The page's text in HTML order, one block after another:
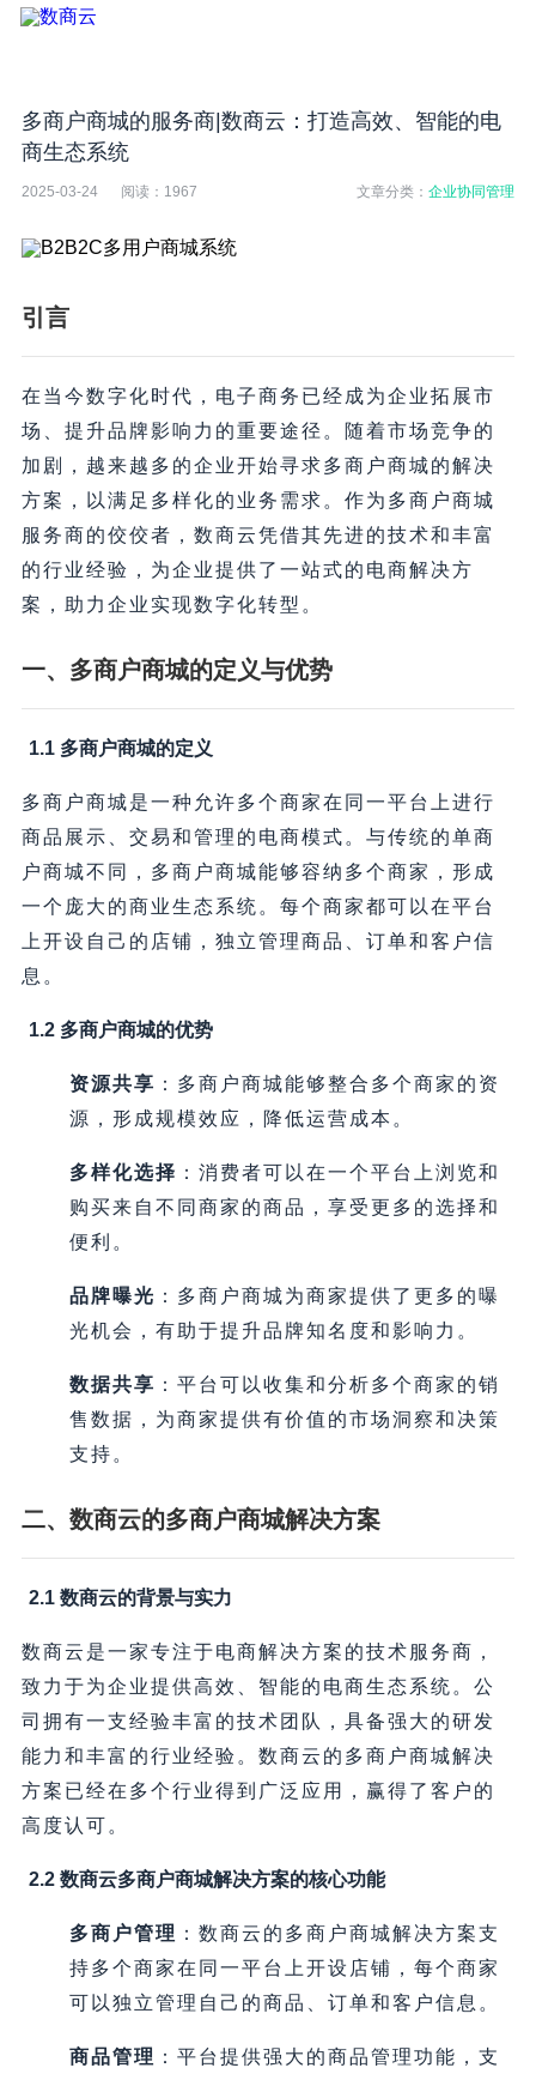
多商户商城的服务商|数商云：打造高效、智能的电
商生态系统
2025-03-24 阅读： 1967 文章分类：企业协同管理
引言
在当今数字化时代，电子商务已经成为企业拓展市
场、提升品牌影响力的重要途径。随着市场竞争的
加剧，越来越多的企业开始寻求多商户商城的解决
方案，以满足多样化的业务需求。作为多商户商城
服务商的佼佼者，数商云凭借其先进的技术和丰富
的行业经验，为企业提供了一站式的电商解决方
案，助力企业实现数字化转型。
一、多商户商城的定义与优势
1.1 多商户商城的定义
多商户商城是一种允许多个商家在同一平台上进行
商品展示、交易和管理的电商模式。与传统的单商
户商城不同，多商户商城能够容纳多个商家，形成
一个庞大的商业生态系统。每个商家都可以在平台
上开设自己的店铺，独立管理商品、订单和客户信
息。
1.2 多商户商城的优势
资源共享 ：多商户商城能够整合多个商家的资
源，形成规模效应，降低运营成本。
多样化选择 ：消费者可以在一个平台上浏览和
购买来自不同商家的商品，享受更多的选择和
便利。
品牌曝光 ：多商户商城为商家提供了更多的曝
光机会，有助于提升品牌知名度和影响力。
数据共享 ：平台可以收集和分析多个商家的销
售数据，为商家提供有价值的市场洞察和决策
支持。
二、数商云的多商户商城解决方案
2.1 数商云的背景与实力
数商云是一家专注于电商解决方案的技术服务商，
致力于为企业提供高效、智能的电商生态系统。公
司拥有一支经验丰富的技术团队，具备强大的研发
能力和丰富的行业经验。数商云的多商户商城解决
方案已经在多个行业得到广泛应用，赢得了客户的
高度认可。
2.2 数商云多商户商城解决方案的核心功能
多商户管理 ：数商云的多商户商城解决方案支
持多个商家在同一平台上开设店铺，每个商家
可以独立管理自己的商品、订单和客户信息。
商品管理 ：平台提供强大的商品管理功能，支